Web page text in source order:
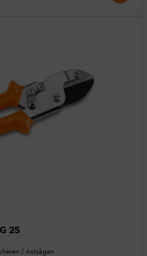
25
/ Astsägen